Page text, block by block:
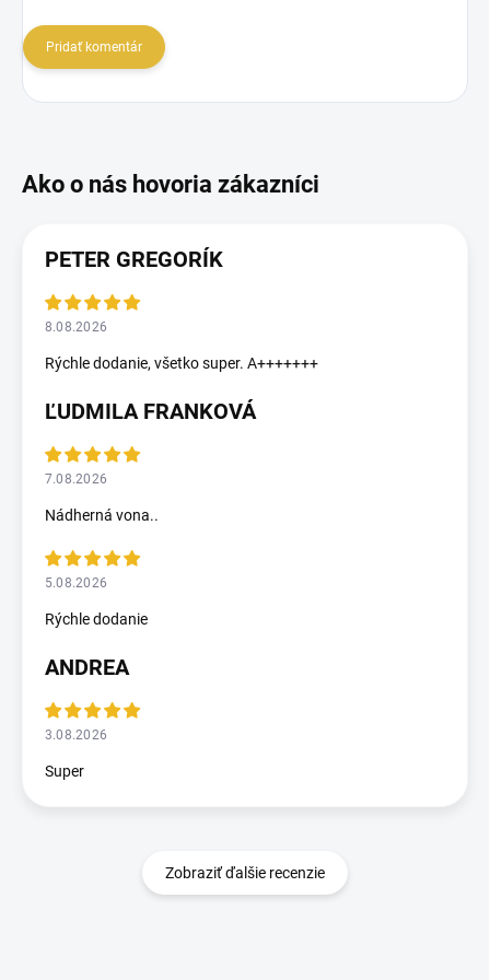
Pridať komentár
PETER GREGORÍK
8.08.2026
Rýchle dodanie, všetko super. A+++++++
ĽUDMILA FRANKOVÁ
7.08.2026
Nádherná vona..
5.08.2026
Rýchle dodanie
ANDREA
3.08.2026
Super
Zobraziť ďalšie recenzie